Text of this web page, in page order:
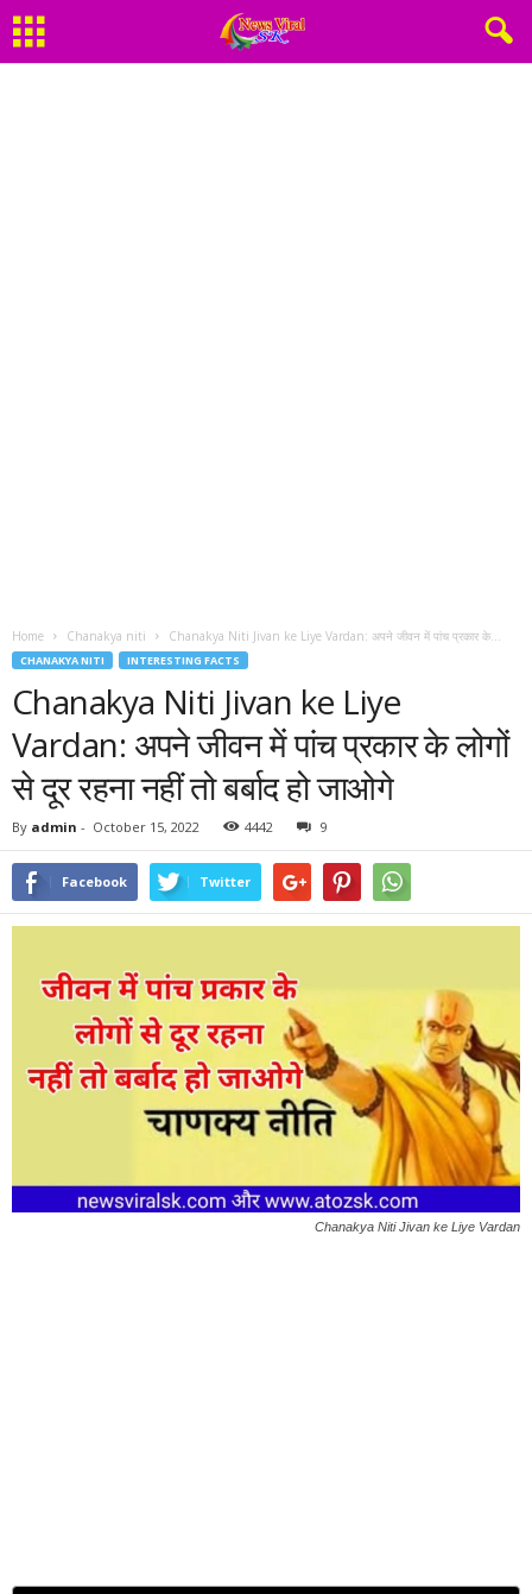
Home Chanakya niti Chanakya Niti Jivan ke Liye Vardan: अपने जीवन में पांच प्रकार के...
CHANAKYA NITI INTERESTING FACTS
Chanakya Niti Jivan ke Liye
Vardan: अपने जीवन में पांच प्रकार के लोगों
से दूर रहना नहीं तो बर्बाद हो जाओगे
By admin - October 15, 2022 4442 9
Facebook Twitter
Chanakya Niti Jivan ke Liye Vardan